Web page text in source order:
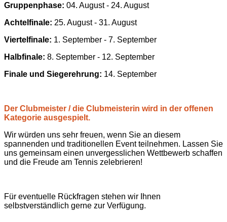
Gruppenphase: 04. August - 24. August
Achtelfinale: 25. August - 31. August
Viertelfinale: 1. September - 7. September
Halbfinale: 8. September - 12. September
Finale und Siegerehrung: 14. September
Der Clubmeister / die Clubmeisterin wird in der offenen
Kategorie ausgespielt.
Wir würden uns sehr freuen, wenn Sie an diesem
spannenden und traditionellen Event teilnehmen. Lassen Sie
uns gemeinsam einen unvergesslichen Wettbewerb schaffen
und die Freude am Tennis zelebrieren!
Für eventuelle Rückfragen stehen wir Ihnen
selbstverständlich gerne zur Verfügung.